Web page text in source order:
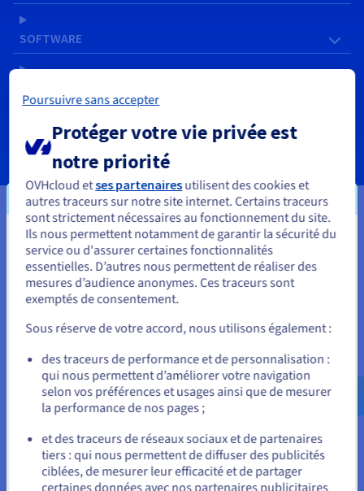
SOFTWARE
SERVICES
Vos données, hébergées où vous
en avez besoin
Nos VPS sont disponibles dans de nombreuses localisations
stratégiques à travers le monde, afin de garantir une faible
latence à vos projets.
Vous semblez être localisé en États-
Unis.
Pour commander, rendez-vous sur le site de votre pays (États-
Allez sur le site États-Unis
us.ovhcloud.com/vps Anglais USD - $
ou
Rester sur le site actuel
Poursuivre sans accepter
Protéger votre vie privée est
notre priorité
OVHcloud etses partenairesutilisent des cookies et
autres traceurs sur notre site internet. Certains traceurs
sont strictement nécessaires au fonctionnement du site.
Ils nous permettent notamment de garantir la sécurité du
service ou d'assurer certaines fonctionnalités
essentielles. D’autres nous permettent de réaliser des
mesures d’audience anonymes. Ces traceurs sont
exemptés de consentement.
Sous réserve de votre accord, nous utilisons également :
des traceurs de performance et de personnalisation :
qui nous permettent d’améliorer votre navigation
selon vos préférences et usages ainsi que de mesurer
la performance de nos pages ;
et des traceurs de réseaux sociaux et de partenaires
tiers : qui nous permettent de diffuser des publicités
ciblées, de mesurer leur efficacité et de partager
certaines données avec nos partenaires publicitaires